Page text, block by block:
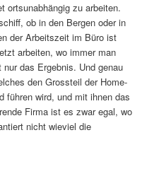
ortsunabhängig zu arbeiten.
ob in den Bergen oder in
der Arbeitszeit im Büro ist
arbeiten, wo immer man
das Ergebnis. Und genau
den Grossteil der Home-
führen wird, und mit ihnen das
Firma ist es zwar egal, wo
nicht wieviel die